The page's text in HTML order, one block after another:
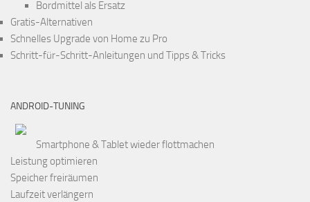
Bordmittel als Ersatz
Gratis-Alternativen
Schnelles Upgrade von Home zu Pro
Schritt-für-Schritt-Anleitungen und Tipps & Tricks
ANDROID-TUNING
Smartphone & Tablet wieder flottmachen
Leistung optimieren
Speicher freiräumen
Laufzeit verlängern